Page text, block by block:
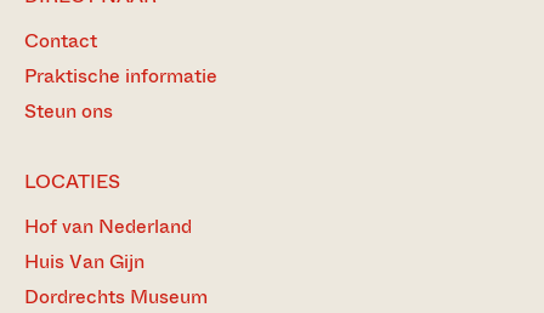
Contact
Praktische informatie
Steun ons
LOCATIES
Hof van Nederland
Huis Van Gijn
Dordrechts Museum